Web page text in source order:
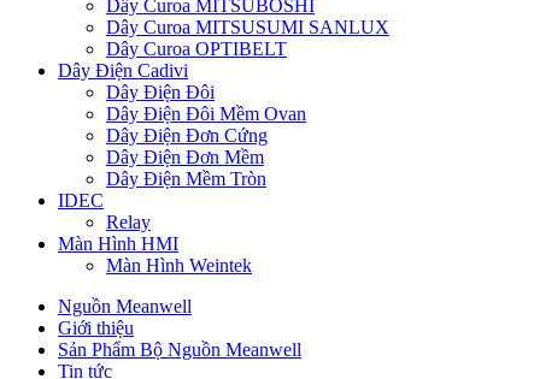
Dây Curoa MITSUBOSHI
Dây Curoa MITSUSUMI SANLUX
Dây Curoa OPTIBELT
Dây Điện Cadivi
Dây Điện Đôi
Dây Điện Đôi Mềm Ovan
Dây Điện Đơn Cứng
Dây Điện Đơn Mềm
Dây Điện Mềm Tròn
IDEC
Relay
Màn Hình HMI
Màn Hình Weintek
Nguồn Meanwell
Giới thiệu
Sản Phẩm Bộ Nguồn Meanwell
Tin tức